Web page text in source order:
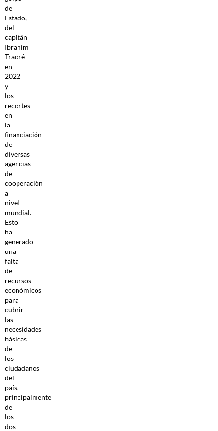
de
Estado,
del
capitán
Ibrahim
Traoré
en
2022
y
los
recortes
en
la
financiación
de
diversas
agencias
de
cooperación
a
nivel
mundial.
Esto
ha
generado
una
falta
de
recursos
económicos
para
cubrir
las
necesidades
básicas
de
los
ciudadanos
del
país,
principalmente
de
los
dos